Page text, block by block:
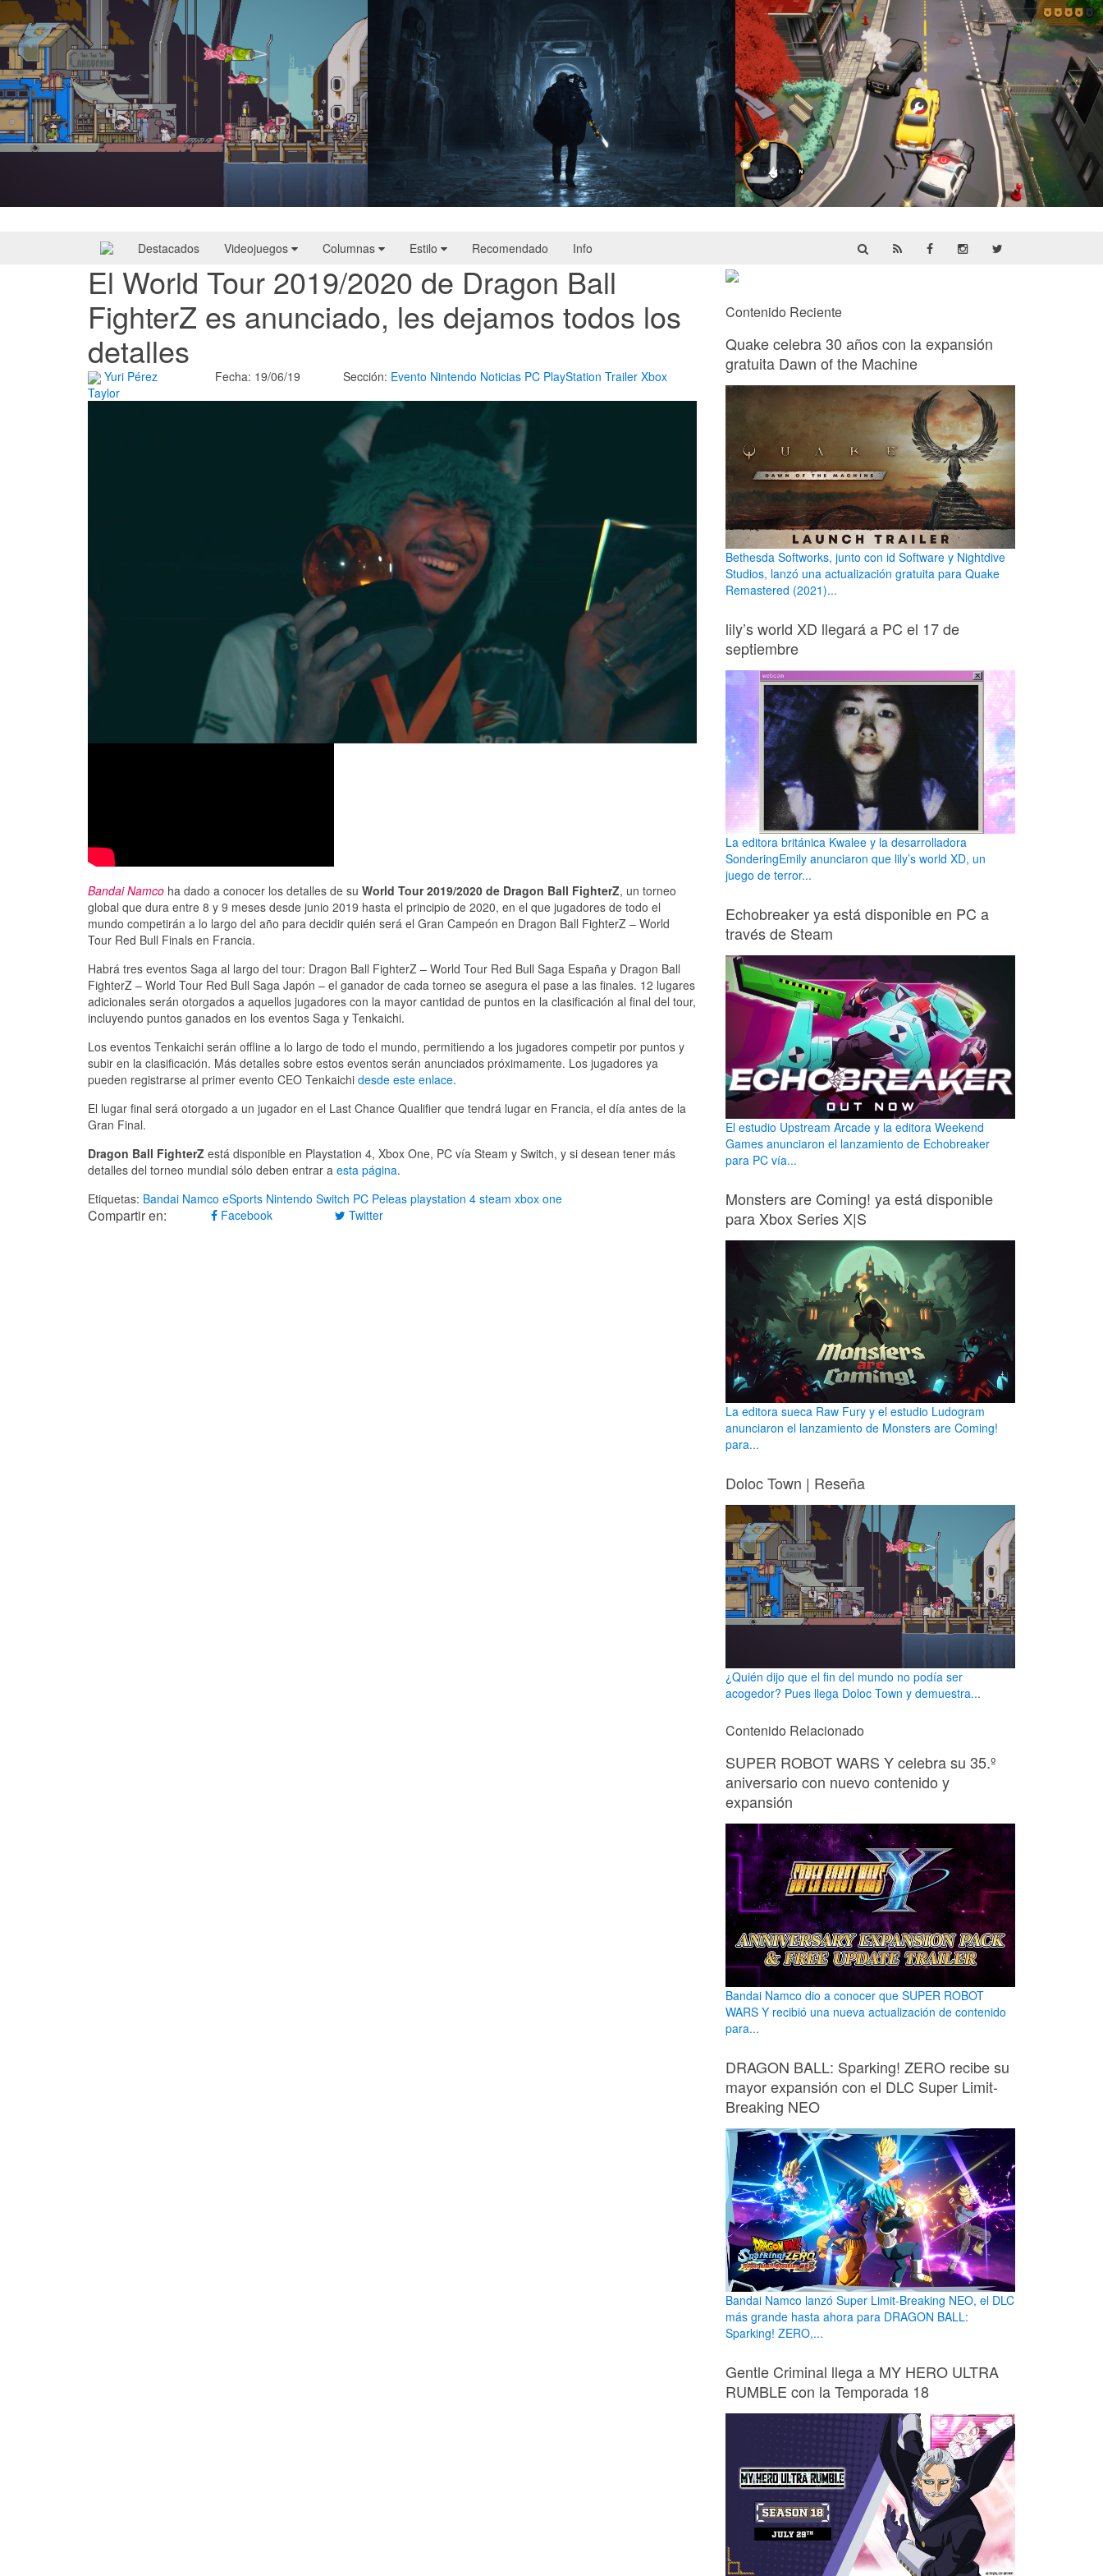
Destacados Videojuegos Columnas Estilo Recomendado Info
El World Tour 2019/2020 de Dragon Ball
FighterZ es anunciado, les dejamos todos los
detalles
Yuri Pérez
Taylor
Fecha: 19/06/19 Sección: Evento Nintendo Noticias PC PlayStation Trailer Xbox
Bandai Namco ha dado a conocer los detalles de su World Tour 2019/2020 de Dragon Ball FighterZ, un torneo
global que dura entre 8 y 9 meses desde junio 2019 hasta el principio de 2020, en el que jugadores de todo el
mundo competirán a lo largo del año para decidir quién será el Gran Campeón en Dragon Ball FighterZ – World
Tour Red Bull Finals en Francia.
Habrá tres eventos Saga al largo del tour: Dragon Ball FighterZ – World Tour Red Bull Saga España y Dragon Ball
FighterZ – World Tour Red Bull Saga Japón – el ganador de cada torneo se asegura el pase a las finales. 12 lugares
adicionales serán otorgados a aquellos jugadores con la mayor cantidad de puntos en la clasificación al final del tour,
incluyendo puntos ganados en los eventos Saga y Tenkaichi.
Los eventos Tenkaichi serán offline a lo largo de todo el mundo, permitiendo a los jugadores competir por puntos y
subir en la clasificación. Más detalles sobre estos eventos serán anunciados próximamente. Los jugadores ya
pueden registrarse al primer evento CEO Tenkaichi desde este enlace.
El lugar final será otorgado a un jugador en el Last Chance Qualifier que tendrá lugar en Francia, el día antes de la
Gran Final.
Dragon Ball FighterZ está disponible en Playstation 4, Xbox One, PC vía Steam y Switch, y si desean tener más
detalles del torneo mundial sólo deben entrar a esta página.
Etiquetas: Bandai Namco eSports Nintendo Switch PC Peleas playstation 4 steam xbox one
Compartir en: Facebook Twitter
Contenido Reciente
Quake celebra 30 años con la expansión
gratuita Dawn of the Machine
Bethesda Softworks, junto con id Software y Nightdive
Studios, lanzó una actualización gratuita para Quake
Remastered (2021)...
lily’s world XD llegará a PC el 17 de
septiembre
La editora británica Kwalee y la desarrolladora
SonderingEmily anunciaron que lily’s world XD, un
juego de terror...
Echobreaker ya está disponible en PC a
través de Steam
El estudio Upstream Arcade y la editora Weekend
Games anunciaron el lanzamiento de Echobreaker
para PC vía...
Monsters are Coming! ya está disponible
para Xbox Series X|S
La editora sueca Raw Fury y el estudio Ludogram
anunciaron el lanzamiento de Monsters are Coming!
para...
Doloc Town | Reseña
¿Quién dijo que el fin del mundo no podía ser
acogedor? Pues llega Doloc Town y demuestra...
Contenido Relacionado
SUPER ROBOT WARS Y celebra su 35.º
aniversario con nuevo contenido y
expansión
Bandai Namco dio a conocer que SUPER ROBOT
WARS Y recibió una nueva actualización de contenido
para...
DRAGON BALL: Sparking! ZERO recibe su
mayor expansión con el DLC Super Limit-
Breaking NEO
Bandai Namco lanzó Super Limit-Breaking NEO, el DLC
más grande hasta ahora para DRAGON BALL:
Sparking! ZERO,...
Gentle Criminal llega a MY HERO ULTRA
RUMBLE con la Temporada 18